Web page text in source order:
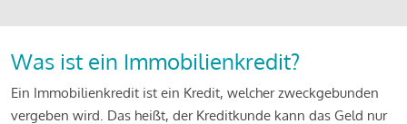
Was ist ein Immobilienkredit?
Ein Immobilienkredit ist ein Kredit, welcher zweckgebunden
vergeben wird. Das heißt, der Kreditkunde kann das Geld nur